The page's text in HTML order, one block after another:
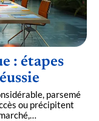
: étapes
parsemé
ou précipitent
…